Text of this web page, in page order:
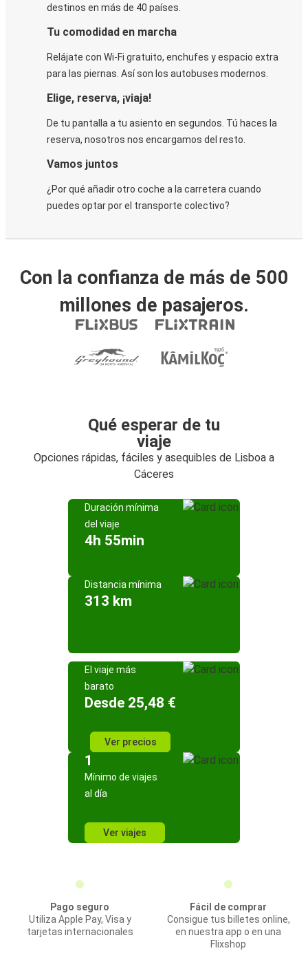
destinos en más de 40 países.
Tu comodidad en marcha
Relájate con Wi-Fi gratuito, enchufes y espacio extra
para las piernas. Así son los autobuses modernos.
Elige, reserva, ¡viaja!
De tu pantalla a tu asiento en segundos. Tú haces la
reserva, nosotros nos encargamos del resto.
Vamos juntos
¿Por qué añadir otro coche a la carretera cuando
puedes optar por el transporte colectivo?
Con la confianza de más de 500
millones de pasajeros.
Qué esperar de tu
viaje
Opciones rápidas, fáciles y asequibles de Lisboa a
Cáceres
Duración mínima
del viaje
4h 55min
Distancia mínima
313 km
El viaje más
barato
Desde 25,48 €
Ver precios
1
Mínimo de viajes
al día
Ver viajes
Pago seguro
Utiliza Apple Pay, Visa y
tarjetas internacionales
Fácil de comprar
Consigue tus billetes online,
en nuestra app o en una
Flixshop